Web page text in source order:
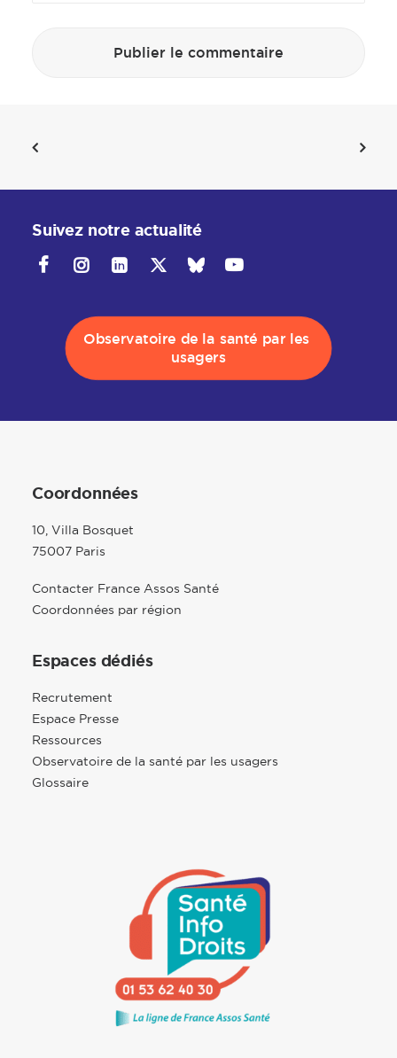
Suivez notre actualité
Observatoire de la santé par les
usagers
Coordonnées
10, Villa Bosquet
75007 Paris
Contacter France Assos Santé
Coordonnées par région
Espaces dédiés
Recrutement
Espace Presse
Ressources
Observatoire de la santé par les usagers
Glossaire